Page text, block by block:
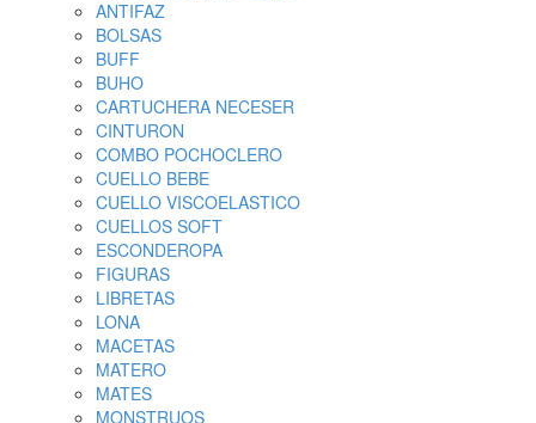
ANTIFAZ
BOLSAS
BUFF
BUHO
CARTUCHERA NECESER
CINTURON
COMBO POCHOCLERO
CUELLO BEBE
CUELLO VISCOELASTICO
CUELLOS SOFT
ESCONDEROPA
FIGURAS
LIBRETAS
LONA
MACETAS
MATERO
MATES
MONSTRUOS